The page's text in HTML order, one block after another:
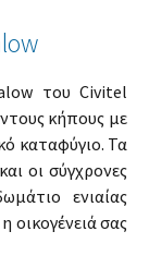
του Civitel
κήπους με
καταφύγιο. Τα
οι σύγχρονες
ενιαίας
οικογένειά σας